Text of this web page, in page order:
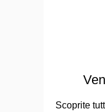
Scoprite